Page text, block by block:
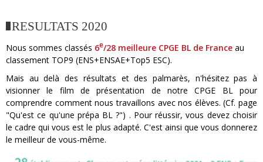
RESULTATS 2020
Nous sommes classés 6e/28 meilleure CPGE BL de France au
classement TOP9 (ENS+ENSAE+Top5 ESC).
Mais au delà des résultats et des palmarès, n'hésitez pas à
visionner le film de présentation de notre CPGE BL pour
comprendre comment nous travaillons avec nos élèves. (Cf. page
"Qu'est ce qu'une prépa BL ?") . Pour réussir, vous devez choisir
le cadre qui vous est le plus adapté. C'est ainsi que vous donnerez
le meilleur de vous-même.